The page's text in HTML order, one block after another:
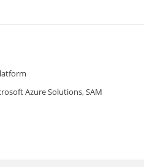
Azure Solutions, SAM